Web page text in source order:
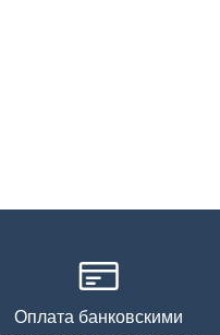
Оплата банковскими